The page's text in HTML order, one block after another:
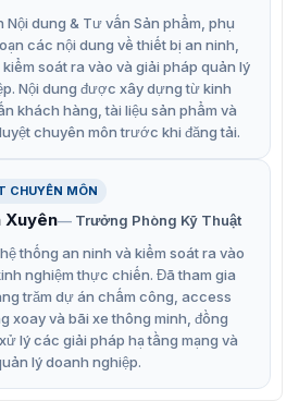
mây P2P.
lên tới 4K
duyệt (IE, Chrome, Firefox,
nhiều thông số nổi trội ơ bên
lưu chữ hình ảnh dễ dàng hơn.
các nhiều loại đầu ghi khác với
ưu việt. Để biết thêm về các sản
ghi hìnhđể biết thêm về các sản
sự lựa chọn phù hợp.
đầu ghi hình
Nội dung & Tư vấn Sản phẩm, phụ
các nội dung về thiết bị an ninh,
soát ra vào và giải pháp quản lý
Nội dung được xây dựng từ kinh
khách hàng, tài liệu sản phẩm và
chuyên môn trước khi đăng tải.
CHUYÊN MÔN
Xuyên
Trưởng Phòng Kỹ Thuật
thống an ninh và kiểm soát ra vào
nghiệm thực chiến. Đã tham gia
trăm dự án chấm công, access
xoay và bãi xe thông minh, đồng
lý các giải pháp hạ tầng mạng và
lý doanh nghiệp.